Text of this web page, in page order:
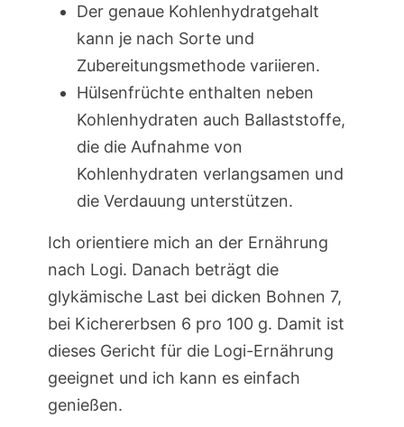
Der genaue Kohlenhydratgehalt
kann je nach Sorte und
Zubereitungsmethode variieren.
Hülsenfrüchte enthalten neben
Kohlenhydraten auch Ballaststoffe,
die die Aufnahme von
Kohlenhydraten verlangsamen und
die Verdauung unterstützen.
Ich orientiere mich an der Ernährung
nach Logi. Danach beträgt die
glykämische Last bei dicken Bohnen 7,
bei Kichererbsen 6 pro 100 g. Damit ist
dieses Gericht für die Logi-Ernährung
geeignet und ich kann es einfach
genießen.